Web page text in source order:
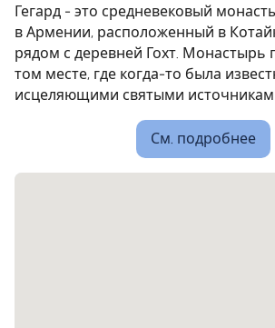
Гегард - это средневековый
в Армении, расположенный в
рядом с деревней Гохт. Монастырь
том месте, где когда-то была
исцеляющими святыми
См. подробнее